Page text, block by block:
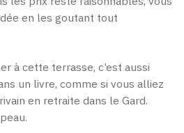
en les goutant tout
à cette terrasse, c’est aussi
un livre, comme si vous alliez
en retraite dans le Gard.